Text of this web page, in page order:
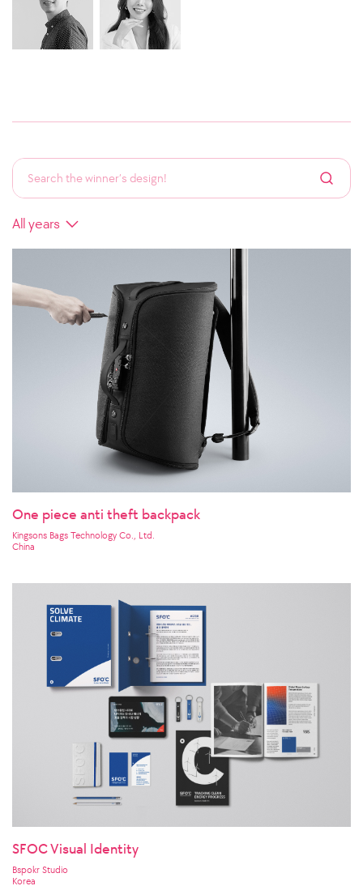
One piece anti theft backpack
Kingsons Bags Technology Co., Ltd.
China
SFOC Visual Identity
Bspokr Studio
Korea